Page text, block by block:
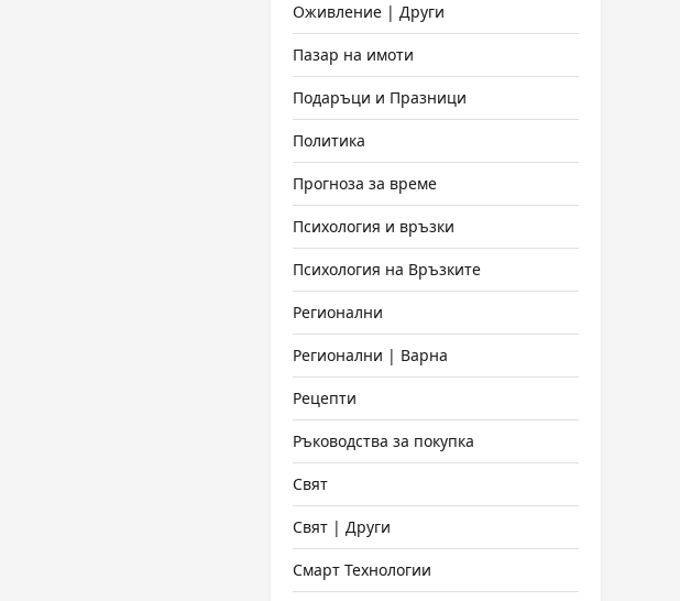
Оживление | Други
Пазар на имоти
Подаръци и Празници
Политика
Прогноза за време
Психология и връзки
Психология на Връзките
Регионални
Регионални | Варна
Рецепти
Ръководства за покупка
Свят
Свят | Други
Смарт Технологии